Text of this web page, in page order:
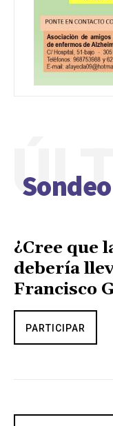
¿Cree que
debería
Francisco
PARTICIPAR